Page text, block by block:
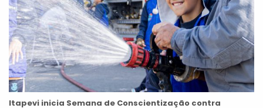
Itapevi inicia Semana de Conscientização contra